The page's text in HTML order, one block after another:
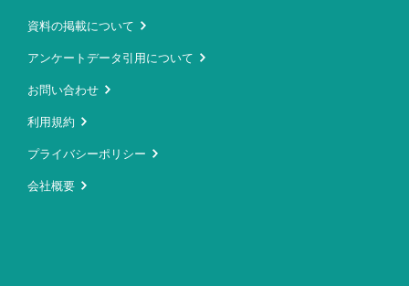
資料の掲載について
アンケートデータ引用について
お問い合わせ
利用規約
プライバシーポリシー
会社概要